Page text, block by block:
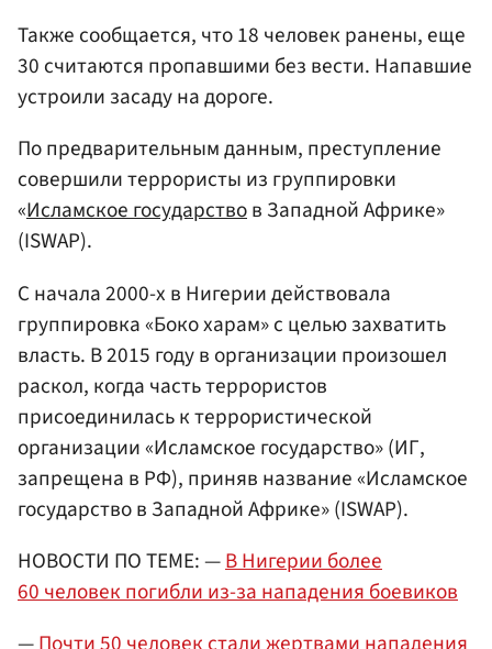
Также сообщается, что 18 человек ранены, еще
30 считаются пропавшими без вести. Напавшие
устроили засаду на дороге.
По предварительным данным, преступление
совершили террористы из группировки
«Исламское государствов Западной Африке»
(ISWAP).
С начала 2000-х в Нигерии действовала
группировка «Боко харам» с целью захватить
власть. В 2015 году в организации произошел
раскол, когда часть террористов
присоединилась к террористической
организации «Исламское государство» (ИГ,
запрещена в РФ), приняв название «Исламское
государство в Западной Африке» (ISWAP).
НОВОСТИ ПО ТЕМЕ: —В Нигерии более
60 человек погибли из-за нападения боевиков